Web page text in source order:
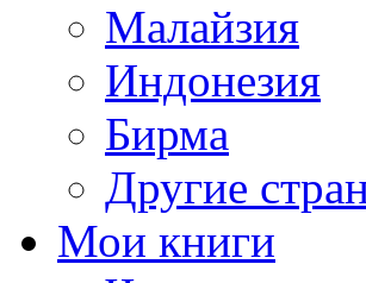
Малайзия
Индонезия
Бирма
Другие
Мои книги